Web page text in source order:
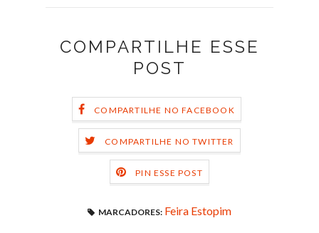
COMPARTILHE ESSE
POST
COMPARTILHE NO FACEBOOK
COMPARTILHE NO TWITTER
PIN ESSE POST
MARCADORES: Feira Estopim